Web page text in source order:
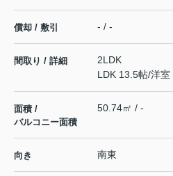
償却 / 敷引 - / -
間取り / 詳細
2LDK
LDK 13.5帖/洋室
面積 /
バルコニー面積
50.74㎡ / -
向き 南東